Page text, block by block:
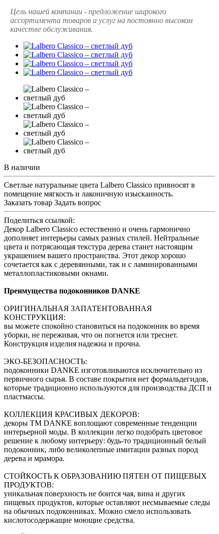
Цель нашей компании - предложение широкого
ассортимента товаров и услуг на постоянно высоком
качестве обслуживания.
В наличии
Светлые натуральные цвета Lalbero Classico привносят в
помещение мягкость и лаконичную изысканность.
Заказать товар Задать вопрос
Поделиться ссылкой:
Декор Lalbero Classico естественно и очень гармонично
дополняет интерьеры самых разных стилей. Нейтральные
цвета и потрясающая текстура дерева станет настоящим
украшением вашего пространства. Этот декор хорошо
сочетается как с деревянными, так и с ламинированными
металлопластиковыми окнами.
Преимущества подоконников DANKE
ОРИГИНАЛЬНАЯ ЗАПАТЕНТОВАННАЯ
КОНСТРУКЦИЯ:
вы можете спокойно становиться на подоконник во время
уборки, не переживая, что он погнется или треснет.
Конструкция изделия надежна и прочна.
ЭКО-БЕЗОПАСНОСТЬ:
подоконники DANKE изготовливаются исключительно из
первичного сырья. В составе покрытия нет формальдегидов,
которые традиционно используются для производства ДСП и
пластмассы.
КОЛЛЕКЦИЯ КРАСИВЫХ ДЕКОРОВ:
декоры ТМ DANKE воплощают современные тенденции
интерьерной моды. В коллекции легко подобрать цветовое
решение к любому интерьеру: будь-то традиционный белый
подоконник, либо великолепные имитации разных пород
дерева и мрамора.
СТОЙКОСТЬ К ОБРАЗОВАНИЮ ПЯТЕН ОТ ПИЩЕВЫХ
ПРОДУКТОВ:
уникальная поверхность не боится чая, вина и других
пищевых продуктов, которые оставляют несмываемые следы
на обычных подоконниках. Можно смело использовать
кислотосодержащие моющие средства.